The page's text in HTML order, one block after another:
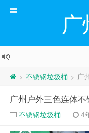
广
> 不锈钢垃圾桶 > 广
广州户外三色连体
不锈钢垃圾桶 4